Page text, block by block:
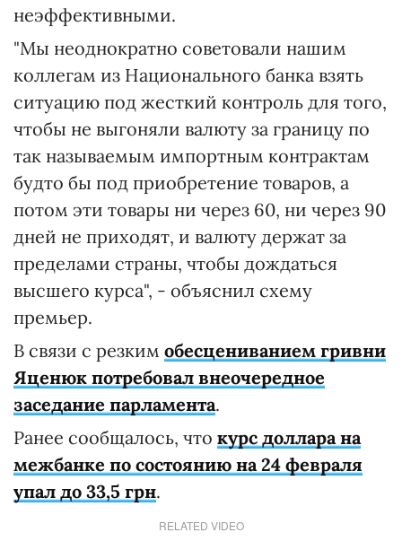
неэффективными.
"Мы неоднократно советовали нашим
коллегам из Национального банка взять
ситуацию под жесткий контроль для того,
чтобы не выгоняли валюту за границу по
так называемым импортным контрактам
будто бы под приобретение товаров, а
потом эти товары ни через 60, ни через 90
дней не приходят, и валюту держат за
пределами страны, чтобы дождаться
высшего курса", - объяснил схему
премьер.
В связи с резким обесцениванием гривни
Яценюк потребовал внеочередное
заседание парламента.
Ранее сообщалось, что курс доллара на
межбанке по состоянию на 24 февраля
упал до 33,5 грн.
RELATED VIDEO